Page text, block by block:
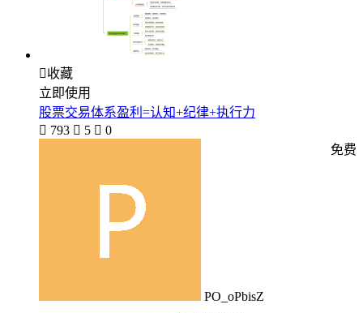
收藏
立即使用
股票交易体系盈利=认知+纪律+执行力
 793  5  0
PO_oPbisZ
免费